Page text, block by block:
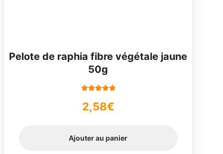
Pelote de raphia fibre végétale jaune
50g
5
2,58€
Ajouter au panier